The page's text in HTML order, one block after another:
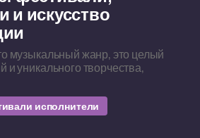
и искусство
музыкальный жанр, это целый
и уникального творчества,
исполнители